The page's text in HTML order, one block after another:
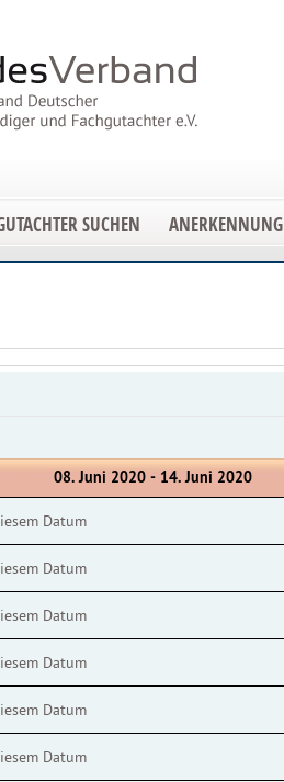
SUCHEN ANERKENNUNG
08. Juni 2020 - 14. Juni 2020
Datum
Datum
Datum
Datum
Datum
Datum